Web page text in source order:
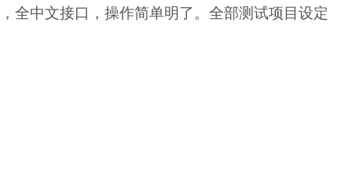
全中文接口，操作简单明了。全部测试项目设定